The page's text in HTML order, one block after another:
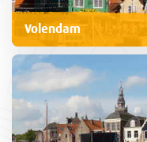
Volendam